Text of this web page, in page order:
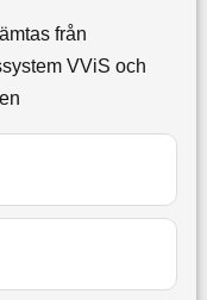
från
VViS och